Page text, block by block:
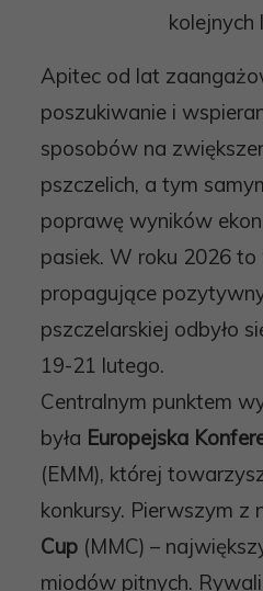
kolejnych
Apitec od lat
poszukiwanie i
sposobów na
pszczelich, a tym
poprawę wyników
pasiek. W roku 2026
propagujące
pszczelarskiej odbyło
19-21 lutego.
Centralnym punktem
była Europejska
(EMM), której
konkursy. Pierwszym z
Cup (MMC) –
miodów pitnych.